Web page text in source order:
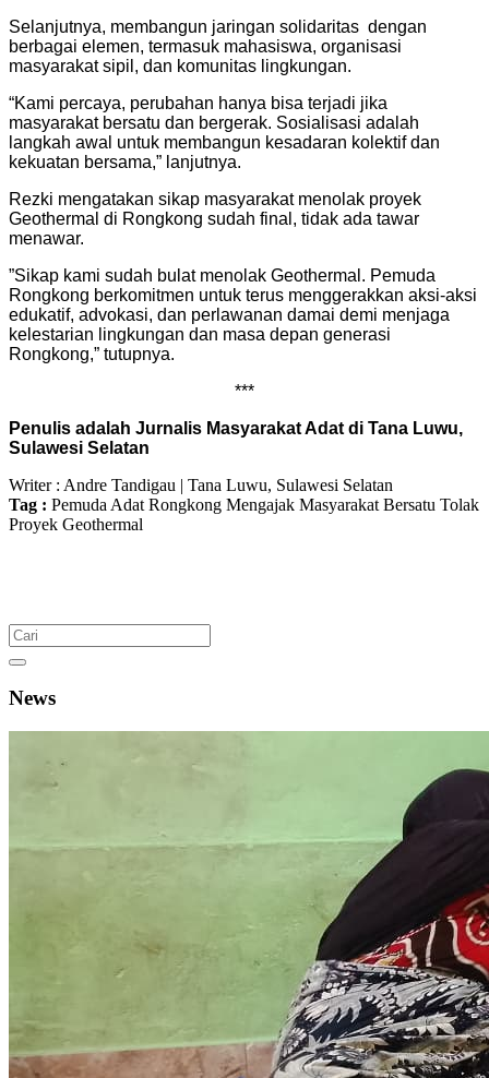
Selanjutnya, membangun jaringan solidaritas dengan
berbagai elemen, termasuk mahasiswa, organisasi
masyarakat sipil, dan komunitas lingkungan.
“Kami percaya, perubahan hanya bisa terjadi jika
masyarakat bersatu dan bergerak. Sosialisasi adalah
langkah awal untuk membangun kesadaran kolektif dan
kekuatan bersama,” lanjutnya.
Rezki mengatakan sikap masyarakat menolak proyek
Geothermal di Rongkong sudah final, tidak ada tawar
menawar.
”Sikap kami sudah bulat menolak Geothermal. Pemuda
Rongkong berkomitmen untuk terus menggerakkan aksi-aksi
edukatif, advokasi, dan perlawanan damai demi menjaga
kelestarian lingkungan dan masa depan generasi
Rongkong,” tutupnya.
***
Penulis adalah Jurnalis Masyarakat Adat di Tana Luwu,
Sulawesi Selatan
Writer : Andre Tandigau | Tana Luwu, Sulawesi Selatan
Tag : Pemuda Adat Rongkong Mengajak Masyarakat Bersatu Tolak
Proyek Geothermal
News